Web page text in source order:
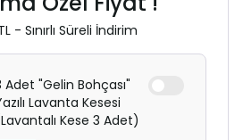
- Sınırlı Süreli İndirim
Adet "Gelin Bohçası"
Lavanta Kesesi
Kese 3 Adet)